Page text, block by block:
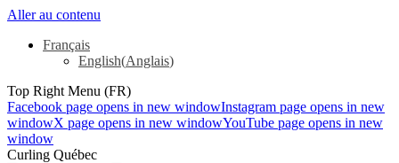
Aller au contenu
Français
English(Anglais)
Top Right Menu (FR)
Facebook page opens in new windowInstagram page opens in new
windowX page opens in new windowYouTube page opens in new
window
Curling Québec